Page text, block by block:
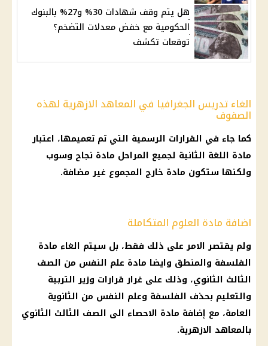
هل يتم وقف شهادات 30% و27% بالبنوك
الحكومية مع خفض معدلات التضخم؟
توقعات تكشف
الغاء تدريس الجغرافيا في المعاهد الازهرية لهذه
الصفوف
كما جاء في القرارات الرسمية التي تم تعميمها، اعتبار
مادة اللغة الثانية لجميع المراحل مادة نجاح وسوب
ولكنها ستكون مادة خارج المجموع غير مضافة.
اضافة مادة العلوم المتكاملة
ولم يقتصر الامر على ذلك فقط، بل سيتم الغاء مادة
الفلسفة والمنطق وايضا مادة علم النفس من الصف
الثالث الثانوي، وذلك على غرارقرارات وزير التربية
والتعليم بحذف الفلسفة وعلم النفس من الثانوية
العامة، مع إضافة مادة الاحصاء الى الصف الثالث الثانوي
بالمعاهد الازهرية.